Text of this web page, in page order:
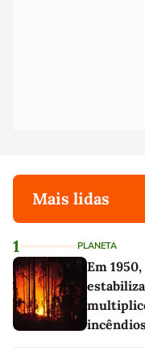
Mais lidas
1 PLANETA
Em